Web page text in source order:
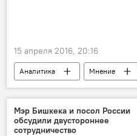
15 апреля 2016, 20:16
Аналитика Мнение
Азия
Казахстан
Нурсултан Назарбаев
Политика
Мэр Бишкека и посол России
обсудили двустороннее
сотрудничество